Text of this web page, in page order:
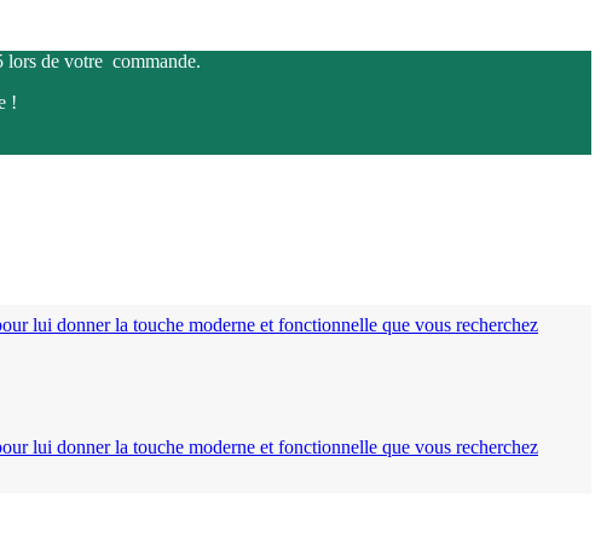
lors de votre commande.
!